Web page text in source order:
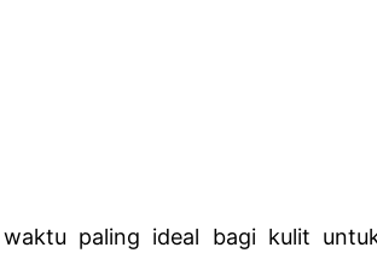
paling ideal bagi kulit